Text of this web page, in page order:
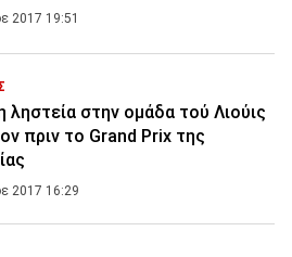
2017 19:51
ληστεία στην ομάδα τού Λιούις
πριν το Grand Prix της
2017 16:29